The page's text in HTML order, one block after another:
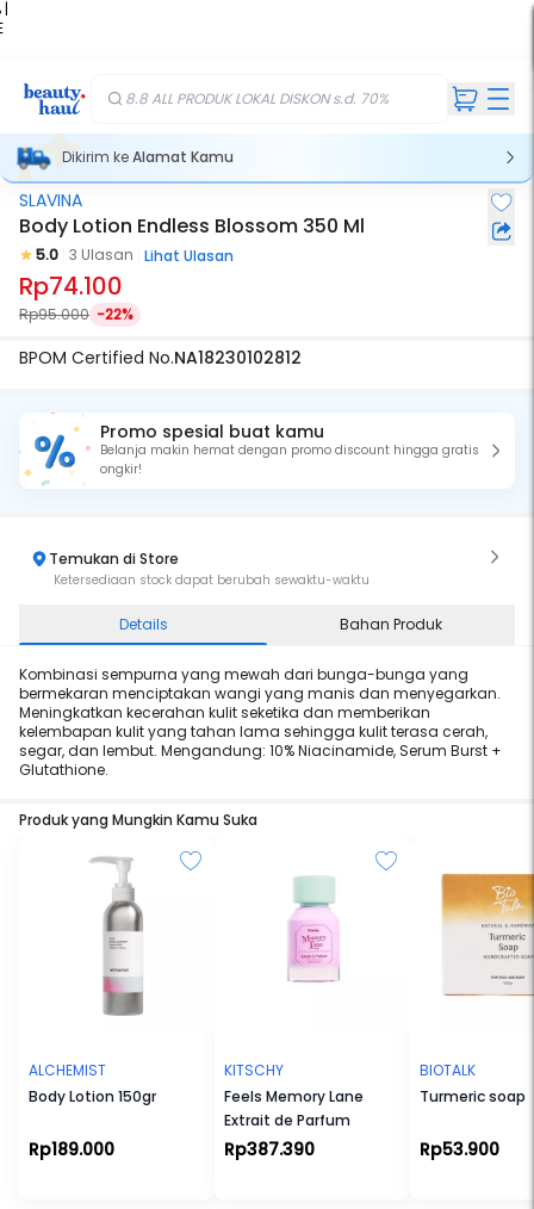
|
8.8 ALL PRODUK LOKAL DISKON s.d. 70%
Dikirim keAlamat Kamu
SLAVINA
Body Lotion Endless Blossom 350 Ml
5.0 3 Ulasan Lihat Ulasan
Rp74.100
Rp95.000 -22%
BPOM Certified No.NA18230102812
Promo spesial buat kamu
Belanja makin hemat dengan promo discount hingga gratis
ongkir!
Temukan di Store
Ketersediaan stock dapat berubah sewaktu-waktu
Details Bahan Produk
Kombinasi sempurna yang mewah dari bunga-bunga yang
bermekaran menciptakan wangi yang manis dan menyegarkan.
Meningkatkan kecerahan kulit seketika dan memberikan
kelembapan kulit yang tahan lama sehingga kulit terasa cerah,
segar, dan lembut. Mengandung: 10% Niacinamide, Serum Burst +
Glutathione.
Produk yang Mungkin Kamu Suka
ALCHEMIST
Body Lotion 150gr
Rp189.000
KITSCHY
Feels Memory Lane
Extrait de Parfum
Rp387.390
BIOTALK
Turmeric soap
Rp53.900